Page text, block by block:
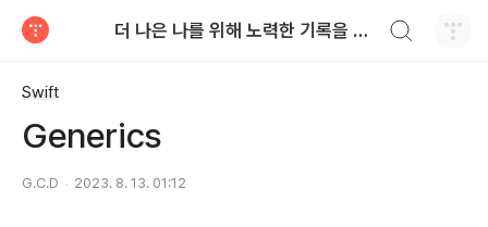
더 나은 나를 위해 노력한 기록을 남기는 블로그
Swift
Generics
G.C.D 2023. 8. 13. 01:12